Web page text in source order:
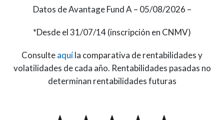
Datos de Avantage Fund A – 05/08/2026 –
*Desde el 31/07/14 (inscripción en CNMV)
Consulteaquíla comparativa de rentabilidades y
volatilidades de cada año. Rentabilidades pasadas no
determinan rentabilidades futuras